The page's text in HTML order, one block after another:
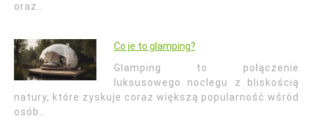
oraz…
Co je to glamping?
Glamping to połączenie
luksusowego noclegu z bliskością
natury, które zyskuje coraz większą popularność wśród
osób…